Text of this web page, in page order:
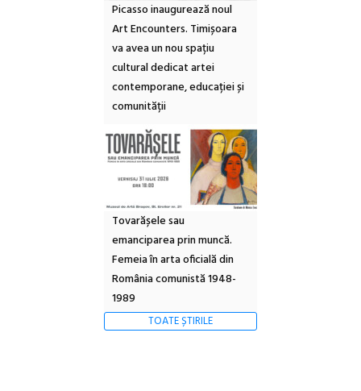
Picasso inaugurează noul
Art Encounters. Timișoara
va avea un nou spațiu
cultural dedicat artei
contemporane, educației și
comunității
Tovarășele sau
emanciparea prin muncă.
Femeia în arta oficială din
România comunistă 1948-
1989
TOATE ȘTIRILE